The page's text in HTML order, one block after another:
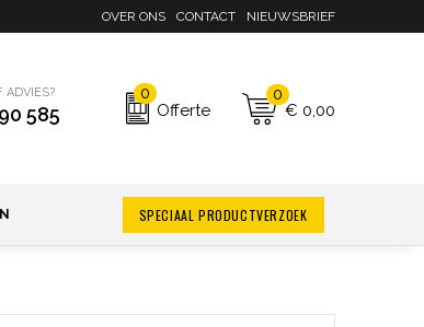
OVER ONS CONTACT NIEUWSBRIEF
ADVIES?
585
0
Offerte
0
€ 0,00
SPECIAAL PRODUCTVERZOEK